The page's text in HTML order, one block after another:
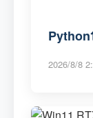
Python
2026/8/8